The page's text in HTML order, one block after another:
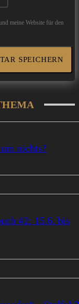
meine Website für den
nichts?
#2: 15.6. bis